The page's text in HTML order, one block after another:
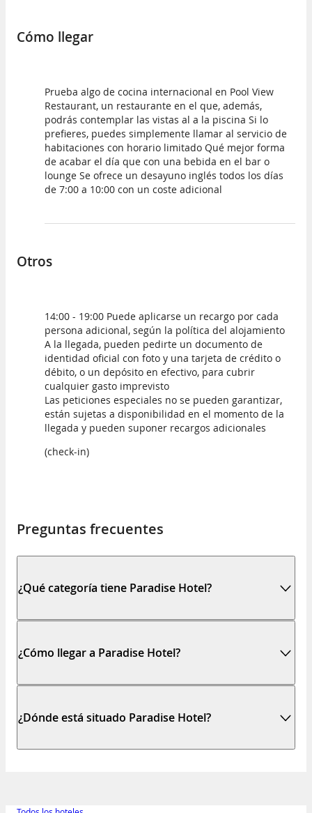
Cómo llegar
Prueba algo de cocina internacional en Pool View
Restaurant, un restaurante en el que, además,
podrás contemplar las vistas al a la piscina Si lo
prefieres, puedes simplemente llamar al servicio de
habitaciones con horario limitado Qué mejor forma
de acabar el día que con una bebida en el bar o
lounge Se ofrece un desayuno inglés todos los días
de 7:00 a 10:00 con un coste adicional
Otros
14:00 - 19:00 Puede aplicarse un recargo por cada
persona adicional, según la política del alojamiento
A la llegada, pueden pedirte un documento de
identidad oficial con foto y una tarjeta de crédito o
débito, o un depósito en efectivo, para cubrir
cualquier gasto imprevisto
Las peticiones especiales no se pueden garantizar,
están sujetas a disponibilidad en el momento de la
llegada y pueden suponer recargos adicionales
(check-in)
Preguntas frecuentes
¿Qué categoría tiene Paradise Hotel?
¿Cómo llegar a Paradise Hotel?
¿Dónde está situado Paradise Hotel?